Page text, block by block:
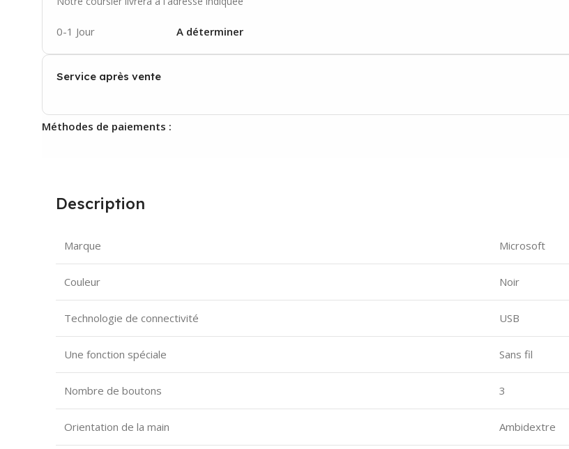
0-1 Jour A déterminer
Service après vente
Méthodes de paiements :
Description
Marque Microsoft
Couleur Noir
Technologie de connectivité USB
Une fonction spéciale Sans fil
Nombre de boutons 3
Orientation de la main Ambidextre